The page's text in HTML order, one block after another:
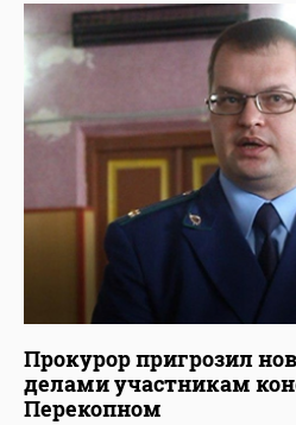
Прокурор пригрозил
делами участникам
Перекопном